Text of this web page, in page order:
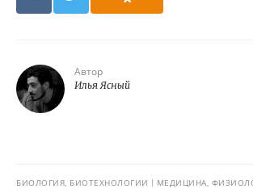
Автор
Илья Ясный
БИОЛОГИЯ, БИОТЕХНОЛОГИИ МЕДИЦИНА,